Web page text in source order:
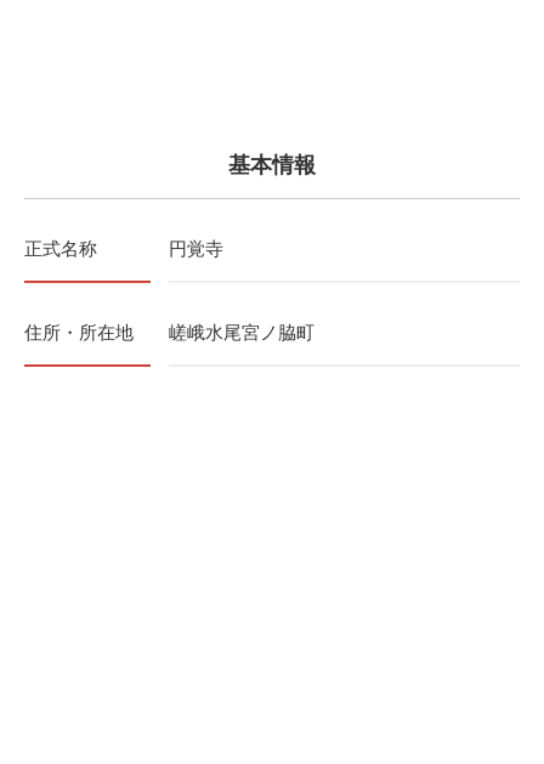
基本情報
正式名称 円覚寺
住所・所在地 嵯峨水尾宮ノ脇町